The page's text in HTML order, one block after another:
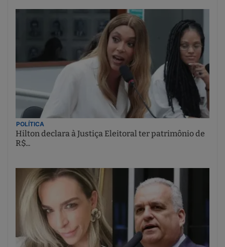
POLÍTICA
Hilton declara à Justiça Eleitoral ter patrimônio de
R$...